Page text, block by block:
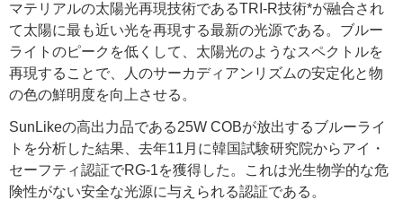
マテリアルの太陽光再現技術であるTRI-R技術*が融合され
て太陽に最も近い光を再現する最新の光源である。ブルー
ライトのピークを低くして、太陽光のようなスペクトルを
再現することで、人のサーカディアンリズムの安定化と物
の色の鮮明度を向上させる。
SunLikeの高出力品である25W COBが放出するブルーライ
トを分析した結果、去年11月に韓国試験研究院からアイ・
セーフティ認証でRG-1を獲得した。これは光生物学的な危
険性がない安全な光源に与えられる認証である。